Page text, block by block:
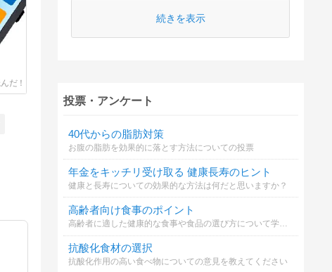
続きを表示
投票・アンケート
40代からの脂肪対策
お腹の脂肪を効果的に落とす方法についての投票
年金をキッチリ受け取る 健康長寿のヒント
健康と長寿についての効果的な方法は何だと思いますか？
高齢者向け食事のポイント
高齢者に適した健康的な食事や食品の選び方について学びましょう
抗酸化食材の選択
抗酸化作用の高い食べ物についての意見を教えてください